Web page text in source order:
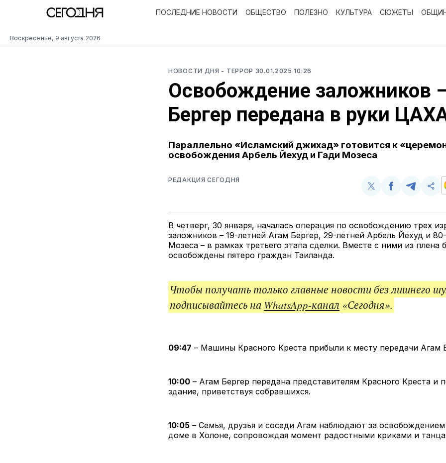
Воскресенье, 9 августа 2026
ПОСЛЕДНИЕ НОВОСТИ ОБЩЕСТВО ПОЛЕЗНО КУЛЬТУРА СЮЖЕТЫ
НОВОСТИ ДНЯ - ТЕРРОР 30.01.2025 10:26
Освобождение заложников
Бергер передана в руки
Параллельно «Исламский джихад» готовится к
освобождения Арбель Йехуд и Гади Мозеса
РЕДАКЦИЯ СЕГОДНЯ
Поделиться
Twitter
Поделиться
FacebookTelegram
В четверг, 30 января, началась операция по освобождению трех
заложников – 19-летней Агам Бергер, 29-летней Арбель Йехуд и
Мозеса – в рамках третьего этапа сделки. Вместе с ними из плена
освобождены пятеро граждан Таиланда.
Чтобы получать только главные новости без лишнего
подписывайтесь на WhatsApp-канал «Сегодня».
09:47 – Машины Красного Креста прибыли к месту передачи Агам
10:00 – Агам Бергер передана представителям Красного Креста и
здание, приветствуя собравшихся.
10:05 – Семья, друзья и соседи Агам наблюдают за
доме в Холоне, сопровождая момент радостными криками и